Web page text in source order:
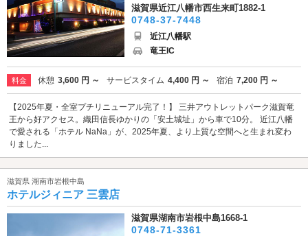
滋賀県近江八幡市西生来町1882-1
0748-37-7448
近江八幡駅
竜王IC
料金 休憩 3,600 円 ～ サービスタイム 4,400 円 ～ 宿泊 7,200 円 ～
【2025年夏・全室プチリニューアル完了！】 三井アウトレットパーク滋賀竜
王から好アクセス。織田信長ゆかりの「安土城址」から車で10分。 近江八幡
で愛される「ホテル NaNa」が、2025年夏、より上質な空間へと生まれ変わ
りました...
滋賀県 湖南市岩根中島
ホテルジィニア 三雲店
滋賀県湖南市岩根中島1668-1
0748-71-3361